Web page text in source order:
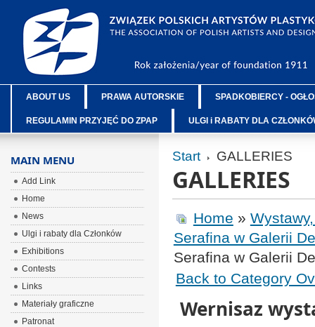
ABOUT US PRAWA AUTORSKIE SPADKOBIERCY -
REGULAMIN PRZYJĘĆ DO ZPAP ULGI i RABATY DLA
Start GALLERIES
GALLERIES
Home »
Serafina w Galerii
Serafina w Galerii
Back to Category
Wernisaz
MAIN MENU
Add Link
Home
News
Ulgi i rabaty dla Członków
Exhibitions
Contests
Links
Materiały graficzne
Patronat